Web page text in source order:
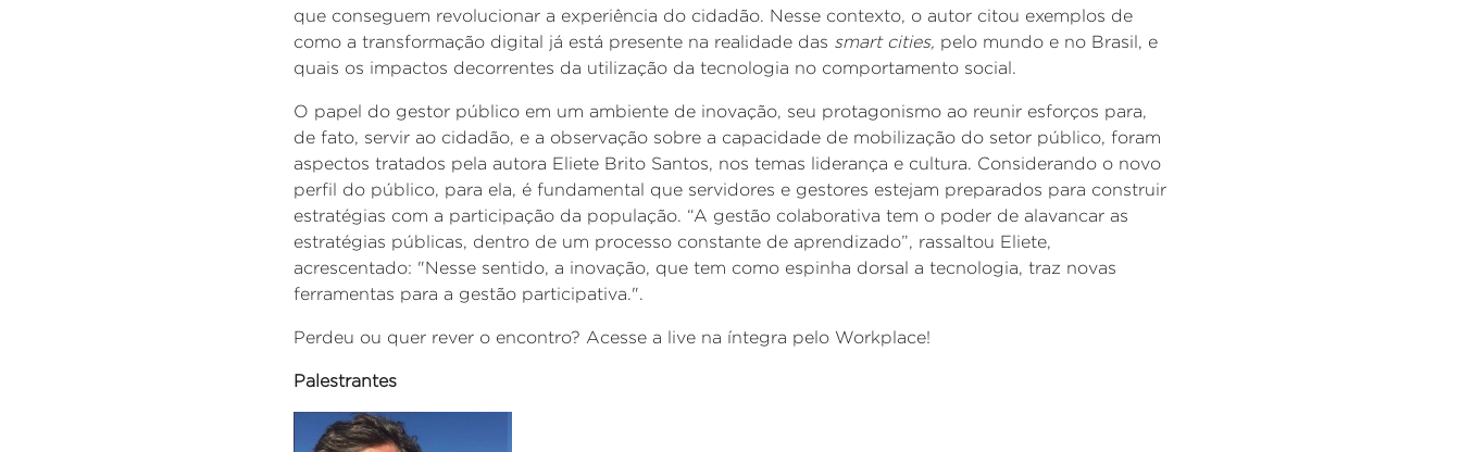
que conseguem revolucionar a experiência do cidadão. Nesse contexto, o autor citou exemplos de
como a transformação digital já está presente na realidade das smart cities, pelo mundo e no Brasil, e
quais os impactos decorrentes da utilização da tecnologia no comportamento social.
O papel do gestor público em um ambiente de inovação, seu protagonismo ao reunir esforços para,
de fato, servir ao cidadão, e a observação sobre a capacidade de mobilização do setor público, foram
aspectos tratados pela autora Eliete Brito Santos, nos temas liderança e cultura. Considerando o novo
perfil do público, para ela, é fundamental que servidores e gestores estejam preparados para construir
estratégias com a participação da população. “A gestão colaborativa tem o poder de alavancar as
estratégias públicas, dentro de um processo constante de aprendizado”, rassaltou Eliete,
acrescentado: "Nesse sentido, a inovação, que tem como espinha dorsal a tecnologia, traz novas
ferramentas para a gestão participativa.".
Perdeu ou quer rever o encontro? Acesse a live na íntegra pelo Workplace!
Palestrantes